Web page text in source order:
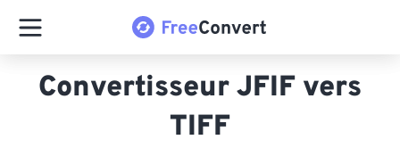
Convertisseur JFIF vers
TIFF